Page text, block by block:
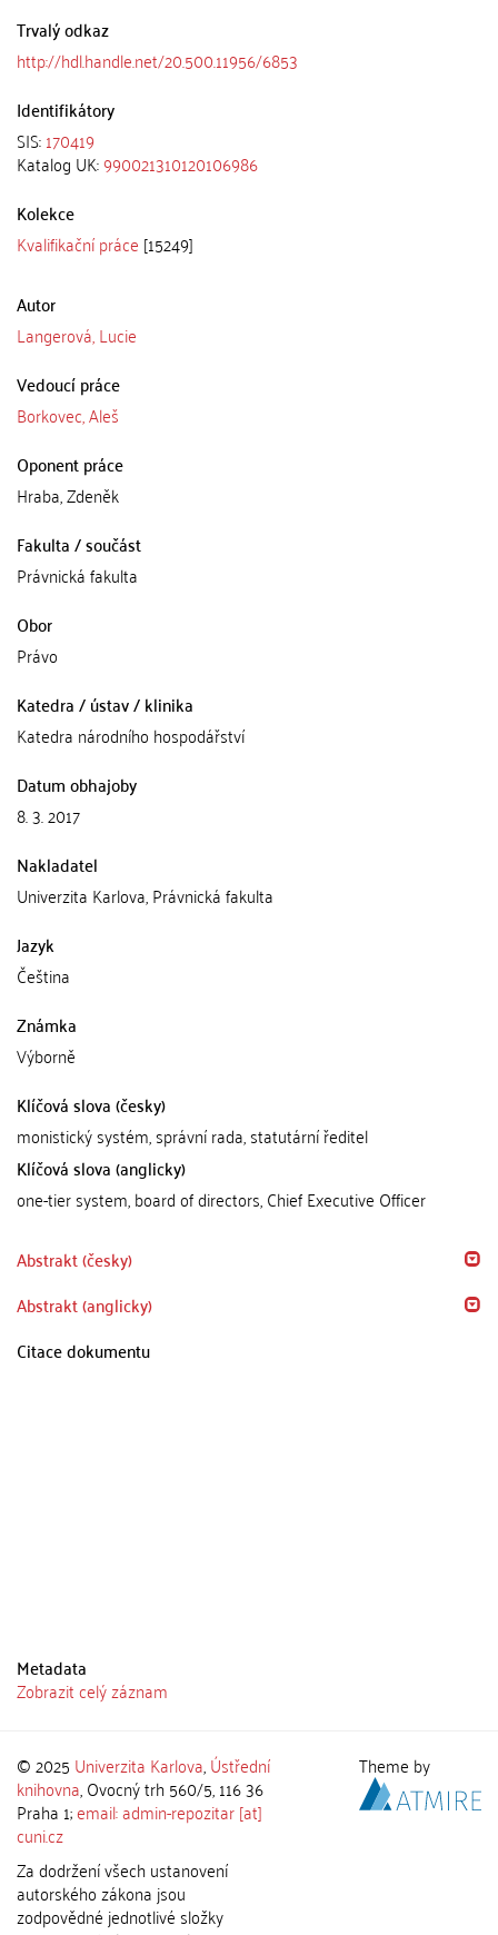
Trvalý odkaz
http://hdl.handle.net/20.500.11956/6853
Identifikátory
SIS:170419
Katalog UK:990021310120106986
Kolekce
Kvalifikační práce [15249]
Autor
Langerová, Lucie
Vedoucí práce
Borkovec, Aleš
Oponent práce
Hraba, Zdeněk
Fakulta / součást
Právnická fakulta
Obor
Právo
Katedra / ústav / klinika
Katedra národního hospodářství
Datum obhajoby
8. 3. 2017
Nakladatel
Univerzita Karlova, Právnická fakulta
Jazyk
Čeština
Známka
Výborně
Klíčová slova (česky)
monistický systém, správní rada, statutární ředitel
Klíčová slova (anglicky)
one-tier system, board of directors, Chief Executive Officer
Abstrakt (česky)
Abstrakt (anglicky)
Citace dokumentu
Metadata
Zobrazit celý záznam
© 2025 Univerzita Karlova,Ústřední
knihovna, Ovocný trh 560/5, 116 36
Praha 1;email: admin-repozitar [at]
cuni.cz
Za dodržení všech ustanovení
autorského zákona jsou
zodpovědné jednotlivé složky
Theme by